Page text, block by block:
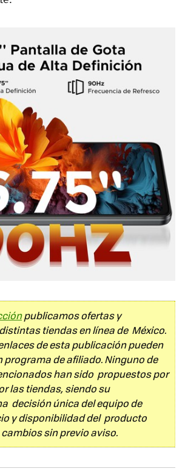
publicamos ofertas y
tiendas en línea de México.
de esta publicación pueden
programa de afiliado. Ninguno de
han sido propuestos por
las tiendas, siendo su
decisión única del equipo de
y disponibilidad del producto
sin previo aviso.